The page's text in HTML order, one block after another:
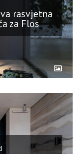
rasvjetna
za Flos